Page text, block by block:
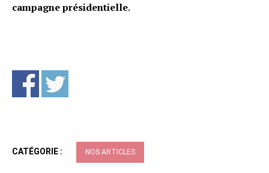
campagne présidentielle.
CATÉGORIE : NOS ARTICLES